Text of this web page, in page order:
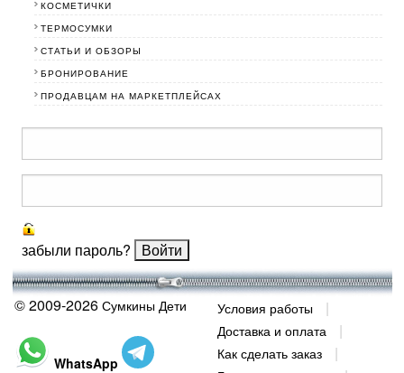
КОСМЕТИЧКИ
ТЕРМОСУМКИ
СТАТЬИ И ОБЗОРЫ
БРОНИРОВАНИЕ
ПРОДАВЦАМ НА МАРКЕТПЛЕЙСАХ
забыли пароль?
© 2009-2026 Сумкины Дети
WhatsApp
Условия работы
Доставка и оплата
Как сделать заказ